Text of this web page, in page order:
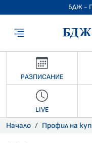
БДЖ -
РАЗПИСАНИЕ
LIVE
Начало Профил на